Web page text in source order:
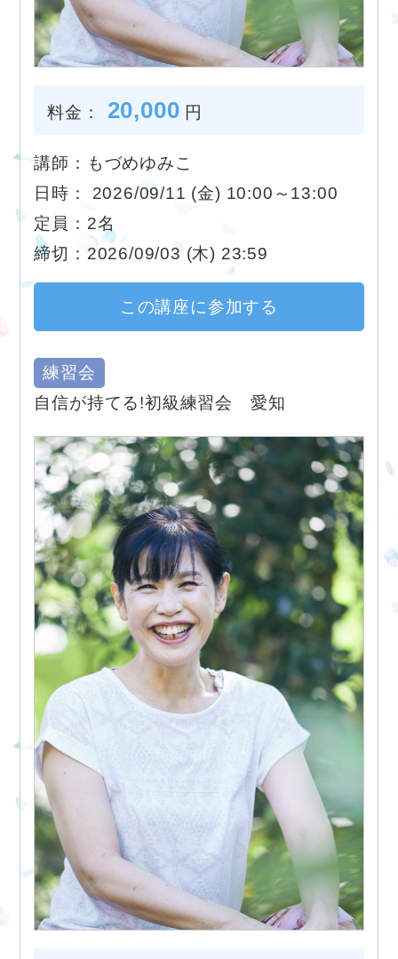
料金： 20,000 円
講師：もづめゆみこ
日時： 2026/09/11 (金) 10:00～13:00
定員：2名
締切：2026/09/03 (木) 23:59
この講座に参加する
練習会
自信が持てる!初級練習会 愛知